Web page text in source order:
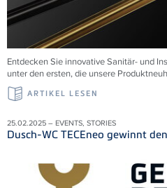
Entdecken Sie innovative Sanitär- und
unter den ersten, die unsere
ARTIKEL LESEN
25.02.2025 – EVENTS, STORIES
Dusch-WC TECEneo gewinnt